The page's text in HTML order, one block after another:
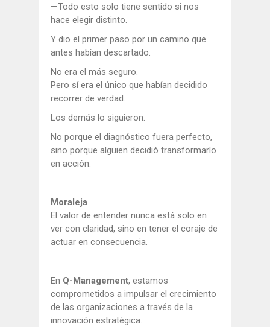
—Todo esto solo tiene sentido si nos
hace elegir distinto.
Y dio el primer paso por un camino que
antes habían descartado.
No era el más seguro.
Pero sí era el único que habían decidido
recorrer de verdad.
Los demás lo siguieron.
No porque el diagnóstico fuera perfecto,
sino porque alguien decidió transformarlo
en acción.
Moraleja
El valor de entender nunca está solo en
ver con claridad, sino en tener el coraje de
actuar en consecuencia.
En Q-Management, estamos
comprometidos a impulsar el crecimiento
de las organizaciones a través de la
innovación estratégica.